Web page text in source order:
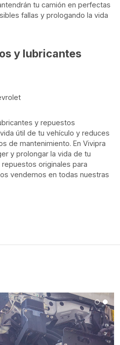
tu camión en perfectas
fallas y prologando la vida
y lubricantes
y repuestos
útil de tu vehículo y reduces
de mantenimiento. En Vivipra
y prolongar la vida de tu
originales para
vendemos en todas nuestras